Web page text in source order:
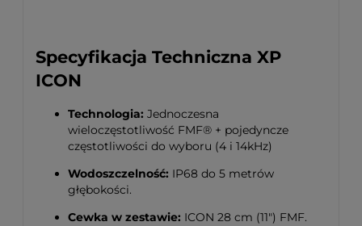
Specyfikacja Techniczna XP
ICON
Technologia: Jednoczesna
wieloczęstotliwość FMF® + pojedyncze
częstotliwości do wyboru (4 i 14kHz)
Wodoszczelność: IP68 do 5 metrów
głębokości.
Cewka w zestawie: ICON 28 cm (11") FMF.